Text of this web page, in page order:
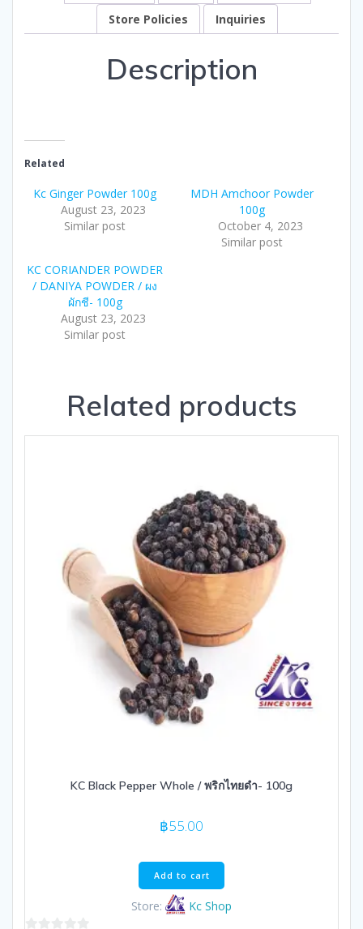
Store Policies
Inquiries
Description
Related
Kc Ginger Powder 100g
August 23, 2023
Similar post
MDH Amchoor Powder
100g
October 4, 2023
Similar post
KC CORIANDER POWDER
/ DANIYA POWDER / ผง
ผักชี- 100g
August 23, 2023
Similar post
Related products
KC Black Pepper Whole / พริกไทยดำ- 100g
฿55.00
Add to cart
Store: Kc Shop